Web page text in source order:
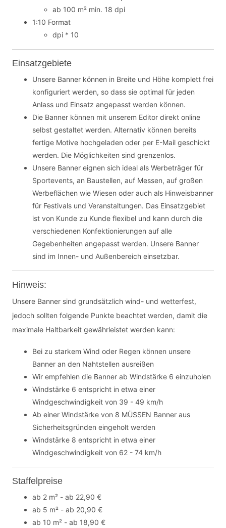
ab 100 m² min. 18 dpi
1:10 Format
dpi * 10
Einsatzgebiete
Unsere Banner können in Breite und Höhe komplett frei
konfiguriert werden, so dass sie optimal für jeden
Anlass und Einsatz angepasst werden können.
Die Banner können mit unserem Editor direkt online
selbst gestaltet werden. Alternativ können bereits
fertige Motive hochgeladen oder per E-Mail geschickt
werden. Die Möglichkeiten sind grenzenlos.
Unsere Banner eignen sich ideal als Werbeträger für
Sportevents, an Baustellen, auf Messen, auf großen
Werbeflächen wie Wiesen oder auch als Hinweisbanner
für Festivals und Veranstaltungen. Das Einsatzgebiet
ist von Kunde zu Kunde flexibel und kann durch die
verschiedenen Konfektionierungen auf alle
Gegebenheiten angepasst werden. Unsere Banner
sind im Innen- und Außenbereich einsetzbar.
Hinweis:
Unsere Banner sind grundsätzlich wind- und wetterfest,
jedoch sollten folgende Punkte beachtet werden, damit die
maximale Haltbarkeit gewährleistet werden kann:
Bei zu starkem Wind oder Regen können unsere
Banner an den Nahtstellen ausreißen
Wir empfehlen die Banner ab Windstärke 6 einzuholen
Windstärke 6 entspricht in etwa einer
Windgeschwindigkeit von 39 - 49 km/h
Ab einer Windstärke von 8 MÜSSEN Banner aus
Sicherheitsgründen eingeholt werden
Windstärke 8 entspricht in etwa einer
Windgeschwindigkeit von 62 - 74 km/h
Staffelpreise
ab 2 m² - ab 22,90 €
ab 5 m² - ab 20,90 €
ab 10 m² - ab 18,90 €